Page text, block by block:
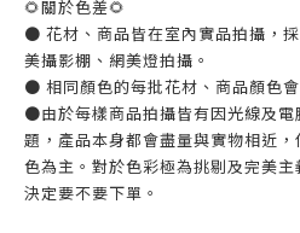
🌻關於色差🌻
● 花材、商品皆在室內實品拍攝，
美攝影棚、網美燈拍攝。
● 相同顏色的每批花材、商品顏色會
●由於每樣商品拍攝皆有因光線及電
題，產品本身都會盡量與實物相近
色為主。對於色彩極為挑剔及完美
決定要不要下單。